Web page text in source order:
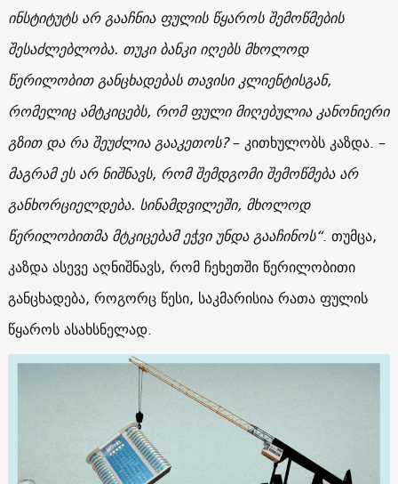
ინსტიტუტს არ გააჩნია ფულის წყაროს შემოწმების
შესაძლებლობა. თუკი ბანკი იღებს მხოლოდ
წერილობით განცხადებას თავისი კლიენტისგან,
რომელიც ამტკიცებს, რომ ფული მიღებულია კანონიერი
გზით და რა შეუძლია გააკეთოს?– კითხულობს კაზდა. –
მაგრამ ეს არ ნიშნავს, რომ შემდგომი შემოწმება არ
განხორციელდება. სინამდვილეში, მხოლოდ
წერილობითმა მტკიცებამ ეჭვი უნდა გააჩინოს“. თუმცა,
კაზდა ასევე აღნიშნავს, რომ ჩეხეთში წერილობითი
განცხადება, როგორც წესი, საკმარისია რათა ფულის
წყაროს ასახსნელად.